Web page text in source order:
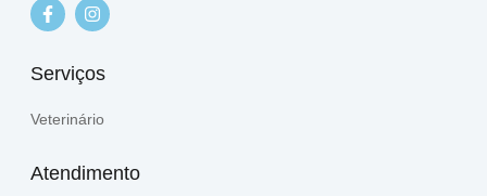
Serviços
Veterinário
Atendimento